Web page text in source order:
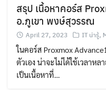
สรุป เนื้อหาคอร์ส
อ.ภูเขา พงษ์สุวรรณ
April 27, 2023 IT น่ารู้,
ในคอร์ส Proxmox
ตัวเอง น่าจะไม่ได้ใช้เวลาห
เป็นเนื้อหาที่…